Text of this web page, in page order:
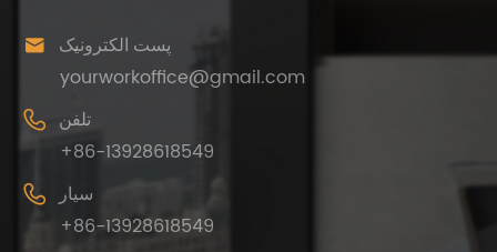
 پست الکترونیک
yourworkoffice@gmail.com
 تلفن
+86-13928618549
 سیار
+86-13928618549